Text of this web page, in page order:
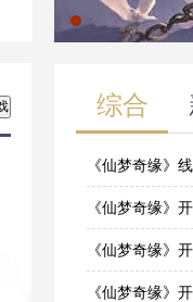
综合
《仙梦奇缘》
07-27
《仙梦奇缘》
07-27
《仙梦奇缘》
07-27
《仙梦奇缘》